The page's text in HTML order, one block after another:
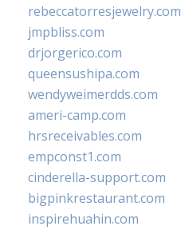
rebeccatorresjewelry.com
jmpbliss.com
drjorgerico.com
queensushipa.com
wendyweimerdds.com
ameri-camp.com
hrsreceivables.com
empconst1.com
cinderella-support.com
bigpinkrestaurant.com
inspirehuahin.com